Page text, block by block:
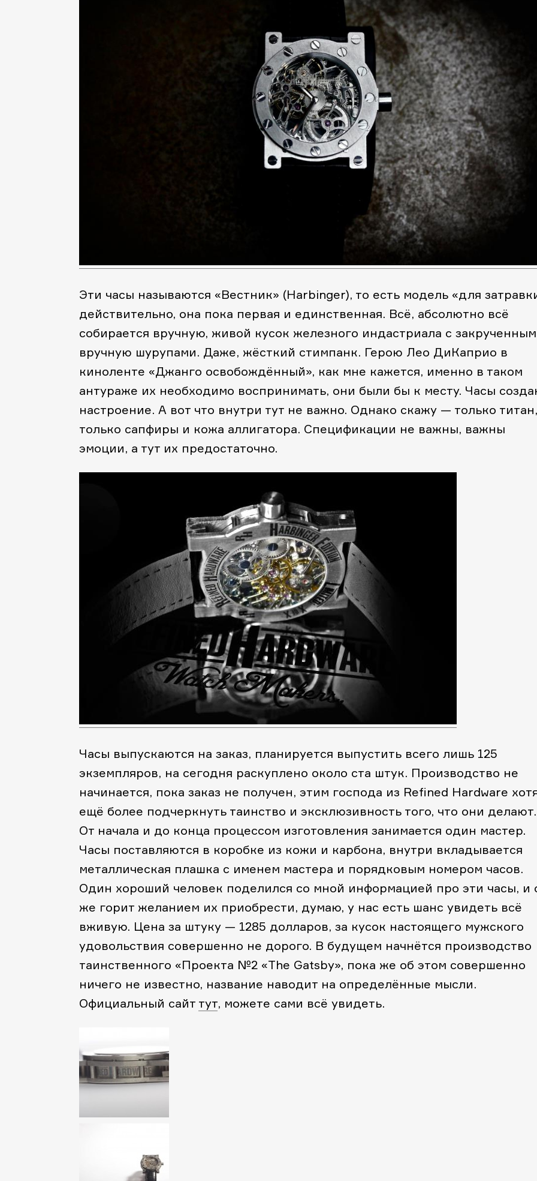
Эти часы называются «Вестник» (Harbinger), то есть модель «для
действительно, она пока первая и единственная. Всё, абсолютно всё
собирается вручную, живой кусок железного индастриала с
вручную шурупами. Даже, жёсткий стимпанк. Герою Лео ДиКаприо в
киноленте «Джанго освобождённый», как мне кажется, именно в таком
антураже их необходимо воспринимать, они были бы к месту. Часы
настроение. А вот что внутри тут не важно. Однако скажу — только титан,
только сапфиры и кожа аллигатора. Спецификации не важны, важны
эмоции, а тут их предостаточно.
Часы выпускаются на заказ, планируется выпустить всего лишь 125
экземпляров, на сегодня раскуплено около ста штук. Производство не
начинается, пока заказ не получен, этим господа из Refined Hardware
ещё более подчеркнуть таинство и эксклюзивность того, что они делают.
От начала и до конца процессом изготовления занимается один мастер.
Часы поставляются в коробке из кожи и карбона, внутри вкладывается
металлическая плашка с именем мастера и порядковым номером часов.
Один хороший человек поделился со мной информацией про эти часы, и
же горит желанием их приобрести, думаю, у нас есть шанс увидеть всё
вживую. Цена за штуку — 1285 долларов, за кусок настоящего мужского
удовольствия совершенно не дорого. В будущем начнётся производство
таинственного «Проекта №2 «The Gatsby», пока же об этом совершенно
ничего не известно, название наводит на определённые мысли.
Официальный сайт тут, можете сами всё увидеть.